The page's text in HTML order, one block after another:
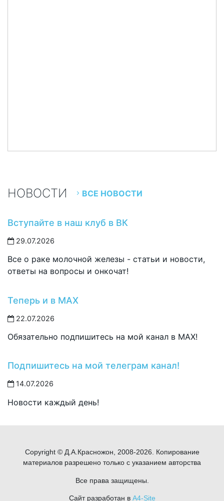
НОВОСТИ ВСЕ НОВОСТИ
Вступайте в наш клуб в ВК
29.07.2026
Все о раке молочной железы - статьи и новости,
ответы на вопросы и онкочат!
Теперь и в MAX
22.07.2026
Обязательно подпишитесь на мой канал в MAX!
Подпишитесь на мой телеграм канал!
14.07.2026
Новости каждый день!
Copyright © Д.А.Красножон, 2008-2026. Копирование
материалов разрешено только с указанием авторства
Все права защищены.
Сайт разработан в A4-Site